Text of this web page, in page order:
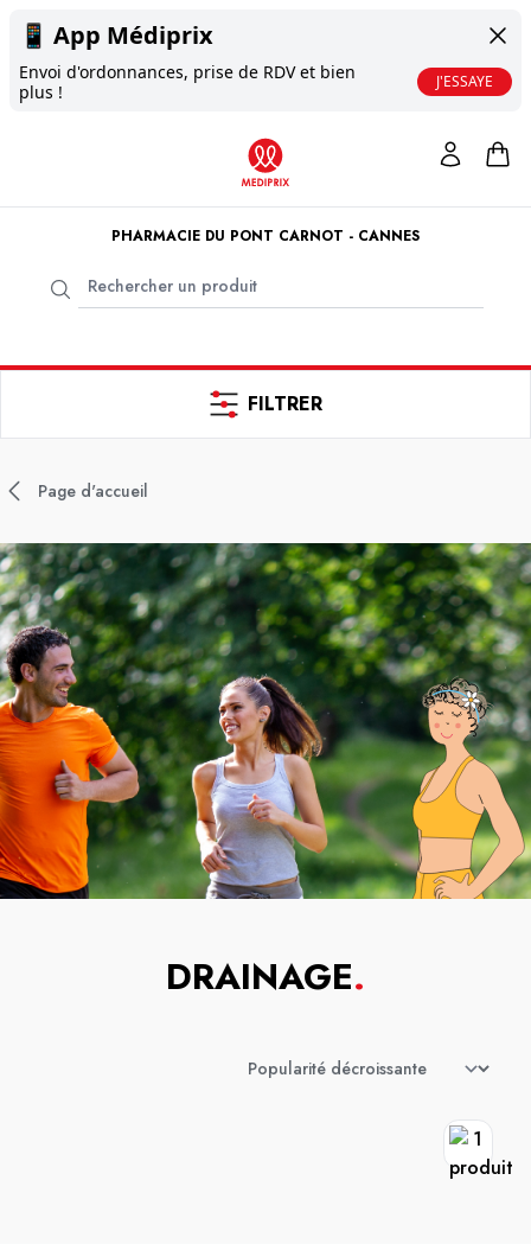
📱 App Médiprix
Envoi d'ordonnances, prise de RDV et bien
plus !
J'ESSAYE
PHARMACIE DU PONT CARNOT - CANNES
FILTRER
Page d'accueil
DRAINAGE.